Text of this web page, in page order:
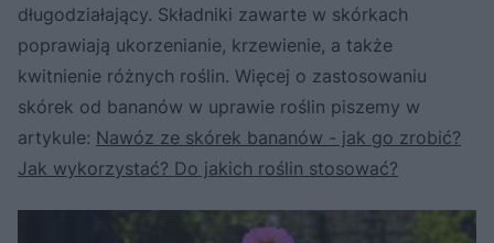
długodziałający. Składniki zawarte w skórkach
poprawiają ukorzenianie, krzewienie, a także
kwitnienie różnych roślin. Więcej o zastosowaniu
skórek od bananów w uprawie roślin piszemy w
artykule: Nawóz ze skórek bananów - jak go zrobić?
Jak wykorzystać? Do jakich roślin stosować?